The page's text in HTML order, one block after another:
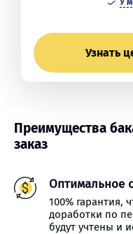
Узнать
Преимущества
заказ
Оптимальное
100% гарантия,
доработки по
будут учтены и